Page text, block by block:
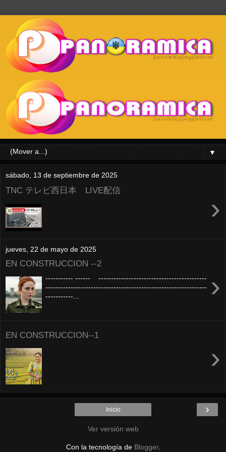
▼
sábado, 13 de septiembre de 2025
TNC テレビ西日本 LIVE配信
›
jueves, 22 de mayo de 2025
EN CONSTRUCCION --2
›
----------- ------ -------------------------------------------
----------------------------------------------------------------
-----------...
EN CONSTRUCCION--1
›
›
Inicio
Ver versión web
Con la tecnología de Blogger.